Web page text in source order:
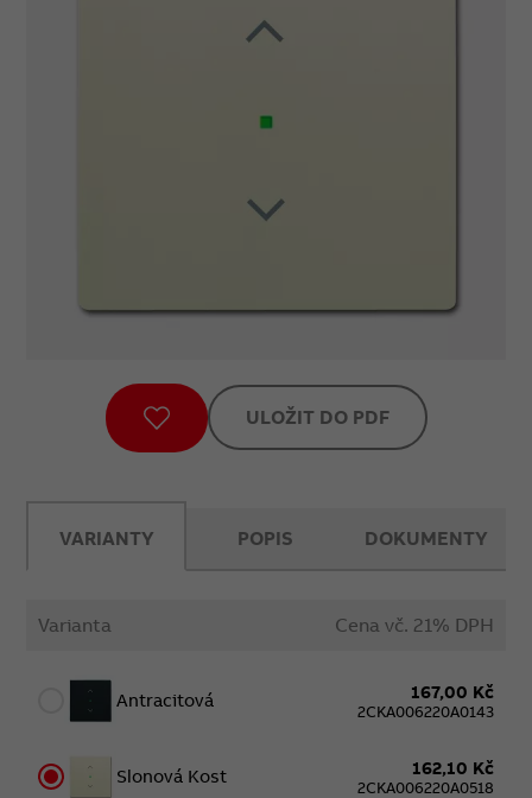
ULOŽIT DO PDF
VARIANTY
Varianta Cena vč. 21% DPH
Antracitová 167,00 Kč
2CKA006220A0143
Slonová Kost 162,10 Kč
2CKA006220A0518
POPIS DOKUMENTY